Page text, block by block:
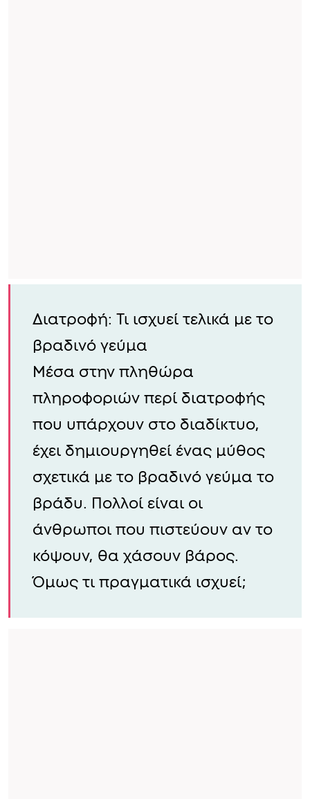
Διατροφή: Τι ισχυεί τελικά με το
βραδινό γεύμα
Μέσα στην πληθώρα
πληροφοριών περί διατροφής
που υπάρχουν στο διαδίκτυο,
έχει δημιουργηθεί ένας μύθος
σχετικά με το βραδινό γεύμα το
βράδυ. Πολλοί είναι οι
άνθρωποι που πιστεύουν αν το
κόψουν, θα χάσουν βάρος.
Όμως τι πραγματικά ισχυεί;